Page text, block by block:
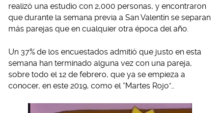
realizó una estudio con 2,000 personas, y encontraron
que durante la semana previa a San Valentín se separan
más parejas que en cualquier otra época del año.
Un 37% de los encuestados admitió que justo en esta
semana han terminado alguna vez con una pareja,
sobre todo el 12 de febrero, que ya se empieza a
conocer, en este 2019, como el “Martes Rojo”…